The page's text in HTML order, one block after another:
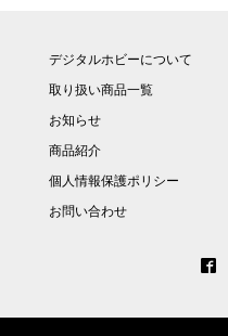
デジタルホビーについて
取り扱い商品一覧
お知らせ
商品紹介
個人情報保護ポリシー
お問い合わせ